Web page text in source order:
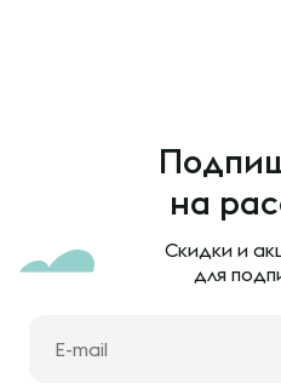
на
Скидки и
для